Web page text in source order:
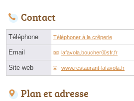
Contact
Téléphone Téléphoner à la crêperie
Email lafavola.boucherⓐsfr.fr
Site web www.restaurant-lafavola.fr
Plan et adresse